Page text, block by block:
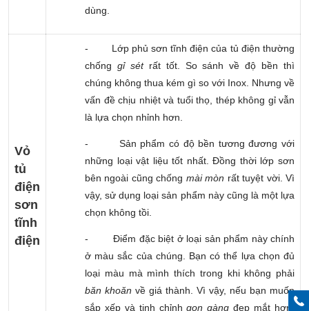
dùng.
Vỏ
tủ
điện
sơn
tĩnh
điện
-
Lớp phủ sơn tĩnh điện của tủ điện thường
chống gỉ sétrất tốt. So sánh về độ bền thì
chúng không thua kém gì so với Inox. Nhưng về
vấn đề chịu nhiệt và tuổi thọ, thép không gỉ vẫn
là lựa chọn nhỉnh hơn.
-
Sản phẩm có độ bền tương đương với
những loại vật liệu tốt nhất. Đồng thời lớp sơn
bên ngoài cũng chống mài mòn rất tuyệt vời. Vì
vậy, sử dụng loại sản phẩm này cũng là một lựa
chọn không tồi.
-
Điểm đặc biệt ở loại sản phẩm này chính
ở màu sắc của chúng. Bạn có thể lựa chọn đủ
loại màu mà mình thích trong khi không phải
băn khoăn về giá thành. Vì vậy, nếu bạn muốn
sắp xếp và tinh chỉnhgọn gàngđẹp mắt hơn,